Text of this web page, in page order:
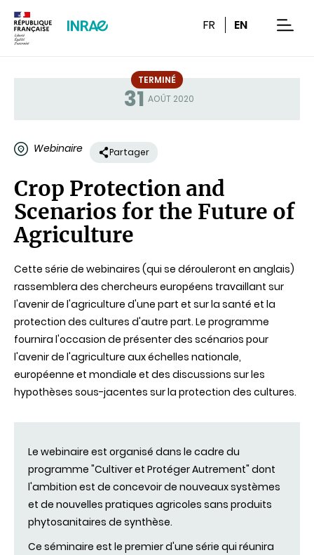
FR EN
31 AOÛT 2020
Statut
TERMINÉ
Webinaire Partager
Crop Protection and
Scenarios for the Future of
Agriculture
Cette série de webinaires (qui se dérouleront en anglais)
rassemblera des chercheurs européens travaillant sur
l'avenir de l'agriculture d'une part et sur la santé et la
protection des cultures d'autre part. Le programme
fournira l'occasion de présenter des scénarios pour
l'avenir de l'agriculture aux échelles nationale,
européenne et mondiale et des discussions sur les
hypothèses sous-jacentes sur la protection des cultures.
Le webinaire est organisé dans le cadre du
programme "Cultiver et Protéger Autrement" dont
l'ambition est de concevoir de nouveaux systèmes
et de nouvelles pratiques agricoles sans produits
phytosanitaires de synthèse.
Ce séminaire est le premier d'une série qui réunira